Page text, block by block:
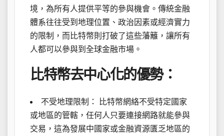
境，為所有人提供平等的參與機會。傳統金融
體系往往受到地理位置、政治因素或經濟實力
的限制，而比特幣則打破了這些藩籬，讓所有
人都可以參與到全球金融市場。
比特幣去中心化的優勢：
不受地理限制： 比特幣網絡不受特定國家
或地區的管轄，任何人只要連接網路就能參與
交易，這為發展中國家或金融資源匱乏地區的